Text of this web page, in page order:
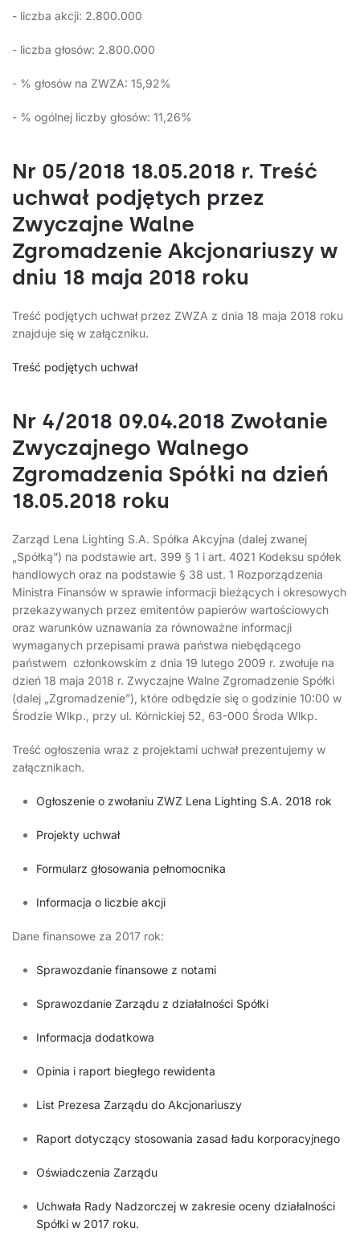
- liczba akcji: 2.800.000
- liczba głosów: 2.800.000
- % głosów na ZWZA: 15,92%
- % ogólnej liczby głosów: 11,26%
Nr 05/2018 18.05.2018 r. Treść
uchwał podjętych przez
Zwyczajne Walne
Zgromadzenie Akcjonariuszy w
dniu 18 maja 2018 roku
Treść podjętych uchwał przez ZWZA z dnia 18 maja 2018 roku
znajduje się w załączniku.
Treść podjętych uchwał
Nr 4/2018 09.04.2018 Zwołanie
Zwyczajnego Walnego
Zgromadzenia Spółki na dzień
18.05.2018 roku
Zarząd Lena Lighting S.A. Spółka Akcyjna (dalej zwanej
„Spółką”) na podstawie art. 399 § 1 i art. 4021 Kodeksu spółek
handlowych oraz na podstawie § 38 ust. 1 Rozporządzenia
Ministra Finansów w sprawie informacji bieżących i okresowych
przekazywanych przez emitentów papierów wartościowych
oraz warunków uznawania za równoważne informacji
wymaganych przepisami prawa państwa niebędącego
państwem członkowskim z dnia 19 lutego 2009 r. zwołuje na
dzień 18 maja 2018 r. Zwyczajne Walne Zgromadzenie Spółki
(dalej „Zgromadzenie”), które odbędzie się o godzinie 10:00 w
Środzie Wlkp., przy ul. Kórnickiej 52, 63-000 Środa Wlkp.
Treść ogłoszenia wraz z projektami uchwał prezentujemy w
załącznikach.
Ogłoszenie o zwołaniu ZWZ Lena Lighting S.A. 2018 rok
Projekty uchwał
Formularz głosowania pełnomocnika
Informacja o liczbie akcji
Dane finansowe za 2017 rok:
Sprawozdanie finansowe z notami
Sprawozdanie Zarządu z działalności Spółki
Informacja dodatkowa
Opinia i raport biegłego rewidenta
List Prezesa Zarządu do Akcjonariuszy
Raport dotyczący stosowania zasad ładu korporacyjnego
Oświadczenia Zarządu
Uchwała Rady Nadzorczej w zakresie oceny działalności
Spółki w 2017 roku.